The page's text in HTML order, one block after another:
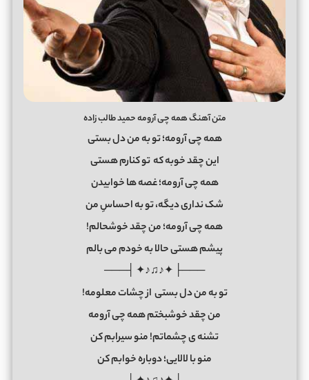
متن آهنگ همه چی آرومه حمید طالب زاده
همه چی آرومه؛ تو به من دل بستی
این چقد خوبه که تو کنارم هستی
همه چی آرومه؛ غصه ها خوابیدن
شک نداری دیگه، تو به احساسِ من
همه چی آرومه؛ من چقد خوشحالم!
پیشم هستی حالا به خودم می بالم
───├ ✦♪♫♪✦ ┤───
تو به من دل بستی از چشات معلومه!
من چقد خوشبختم همه چی آرومه
تشنه ی چشماتم! منو سیرابم کن
منو با لالایی؛ دوباره خوابم کن